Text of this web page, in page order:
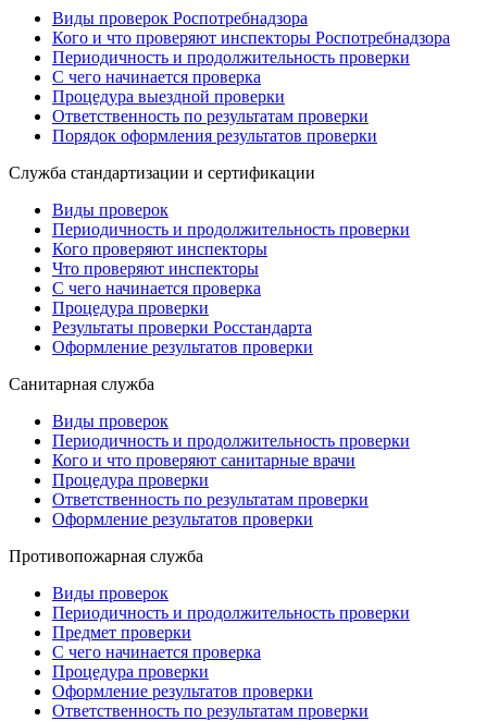
Виды проверок Роспотребнадзора
Кого и что проверяют инспекторы Роспотребнадзора
Периодичность и продолжительность проверки
С чего начинается проверка
Процедура выездной проверки
Ответственность по результатам проверки
Порядок оформления результатов проверки
Служба стандартизации и сертификации
Виды проверок
Периодичность и продолжительность проверки
Кого проверяют инспекторы
Что проверяют инспекторы
С чего начинается проверка
Процедура проверки
Результаты проверки Росстандарта
Оформление результатов проверки
Санитарная служба
Виды проверок
Периодичность и продолжительность проверки
Кого и что проверяют санитарные врачи
Процедура проверки
Ответственность по результатам проверки
Оформление результатов проверки
Противопожарная служба
Виды проверок
Периодичность и продолжительность проверки
Предмет проверки
С чего начинается проверка
Процедура проверки
Оформление результатов проверки
Ответственность по результатам проверки